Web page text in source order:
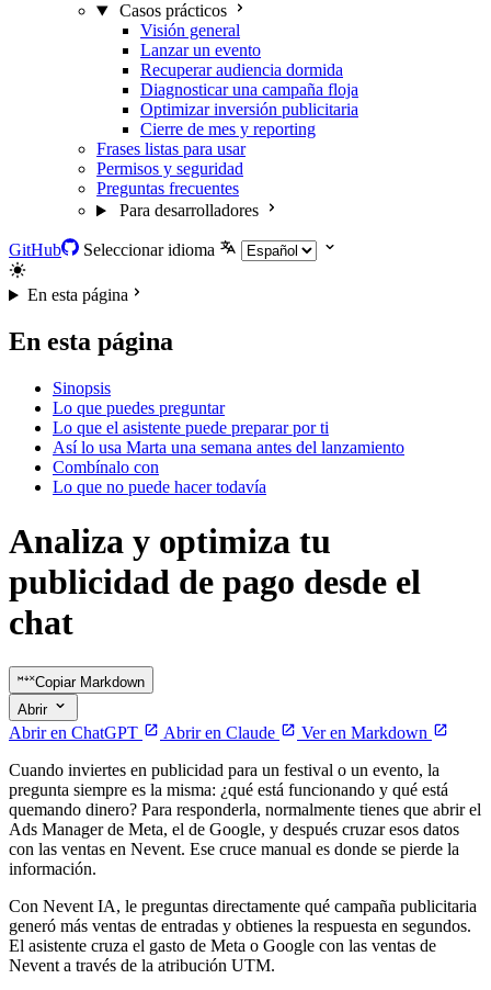
Casos prácticos
Visión general
Lanzar un evento
Recuperar audiencia dormida
Diagnosticar una campaña floja
Optimizar inversión publicitaria
Cierre de mes y reporting
Frases listas para usar
Permisos y seguridad
Preguntas frecuentes
Para desarrolladores
GitHub Seleccionar idioma
En esta página
En esta página
Sinopsis
Lo que puedes preguntar
Lo que el asistente puede preparar por ti
Así lo usa Marta una semana antes del lanzamiento
Combínalo con
Lo que no puede hacer todavía
Analiza y optimiza tu
publicidad de pago desde el
chat
Copiar Markdown
Abrir
Abrir en ChatGPT Abrir en Claude
Ver en Markdown
Cuando inviertes en publicidad para un festival o un evento, la
pregunta siempre es la misma: ¿qué está funcionando y qué está
quemando dinero? Para responderla, normalmente tienes que abrir el
Ads Manager de Meta, el de Google, y después cruzar esos datos
con las ventas en Nevent. Ese cruce manual es donde se pierde la
información.
Con Nevent IA, le preguntas directamente qué campaña publicitaria
generó más ventas de entradas y obtienes la respuesta en segundos.
El asistente cruza el gasto de Meta o Google con las ventas de
Nevent a través de la atribución UTM.